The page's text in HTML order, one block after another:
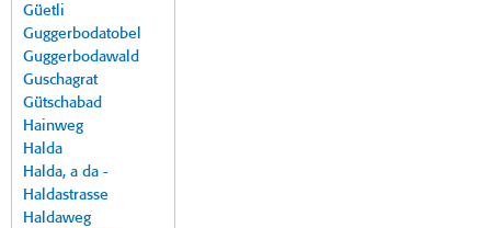
Güetli
Guggerbodatobel
Guggerbodawald
Guschagrat
Gütschabad
Hainweg
Halda
Halda, a da -
Haldastrasse
Haldaweg